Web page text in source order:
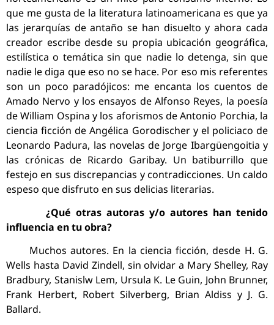
que me gusta de la literatura latinoamericana es que ya
las jerarquías de antaño se han disuelto y ahora cada
creador escribe desde su propia ubicación geográfica,
estilística o temática sin que nadie lo detenga, sin que
nadie le diga que eso no se hace. Por eso mis referentes
son un poco paradójicos: me encanta los cuentos de
Amado Nervo y los ensayos de Alfonso Reyes, la poesía
de William Ospina y los aforismos de Antonio Porchia, la
ciencia ficción de Angélica Gorodischer y el policiaco de
Leonardo Padura, las novelas de Jorge Ibargüengoitia y
las crónicas de Ricardo Garibay. Un batiburrillo que
festejo en sus discrepancias y contradicciones. Un caldo
espeso que disfruto en sus delicias literarias.
¿Qué otras autoras y/o autores han tenido
influencia en tu obra?
Muchos autores. En la ciencia ficción, desde H. G.
Wells hasta David Zindell, sin olvidar a Mary Shelley, Ray
Bradbury, Stanislw Lem, Ursula K. Le Guin, John Brunner,
Frank Herbert, Robert Silverberg, Brian Aldiss y J. G.
Ballard.